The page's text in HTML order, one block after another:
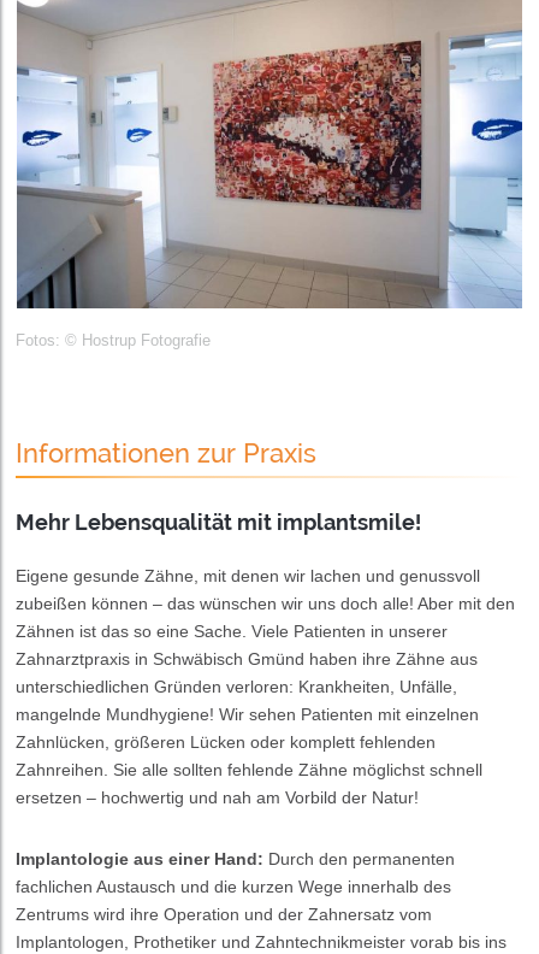
Fotos: © Hostrup Fotografie
Informationen zur Praxis
Mehr Lebensqualität mit implantsmile!
Eigene gesunde Zähne, mit denen wir lachen und genussvoll
zubeißen können – das wünschen wir uns doch alle! Aber mit den
Zähnen ist das so eine Sache. Viele Patienten in unserer
Zahnarztpraxis in Schwäbisch Gmünd haben ihre Zähne aus
unterschiedlichen Gründen verloren: Krankheiten, Unfälle,
mangelnde Mundhygiene! Wir sehen Patienten mit einzelnen
Zahnlücken, größeren Lücken oder komplett fehlenden
Zahnreihen. Sie alle sollten fehlende Zähne möglichst schnell
ersetzen – hochwertig und nah am Vorbild der Natur!
Implantologie aus einer Hand: Durch den permanenten
fachlichen Austausch und die kurzen Wege innerhalb des
Zentrums wird ihre Operation und der Zahnersatz vom
Implantologen, Prothetiker und Zahntechnikmeister vorab bis ins